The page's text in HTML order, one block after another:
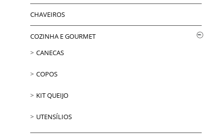
CHAVEIROS
COZINHA E GOURMET
CANECAS
COPOS
KIT QUEIJO
UTENSÍLIOS